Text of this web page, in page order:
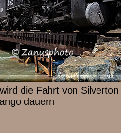
die Fahrt von Silverton
dauern